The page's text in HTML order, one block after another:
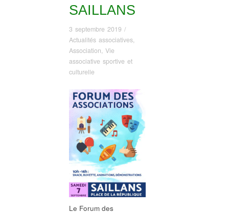
SAILLANS
3 septembre 2019 /
Actualités associatives,
Association, Vie
associative sportive et
culturelle
Le Forum des